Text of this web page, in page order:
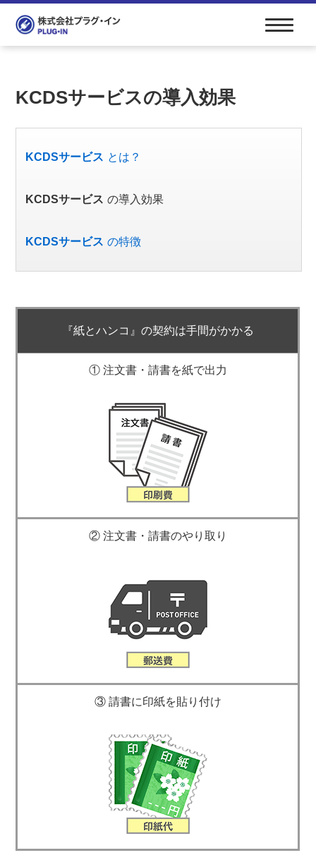
KCDSサービスの導入効果
KCDSサービス とは？
KCDSサービス の導入効果
KCDSサービス の特徴
『紙とハンコ』の契約は手間がかかる
① 注文書・請書を紙で出力
② 注文書・請書のやり取り
③ 請書に印紙を貼り付け